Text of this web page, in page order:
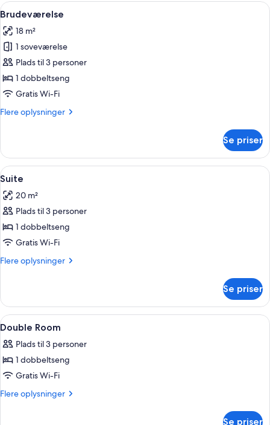
iIndlæs
alle
billeder
af
Brudeværelse
En seng med blomstret
9
Brudeværelse
18 m²
1 soveværelse
Plads til 3 personer
1 dobbeltseng
Gratis Wi-Fi
Flere oplysninger
Flere
Se priser
Indlæs
alle
billeder
af
Suite
En seng med søjler og blomstrede
6
Suite
20 m²
Plads til 3 personer
1 dobbeltseng
Gratis Wi-Fi
Flere oplysninger
Flere
Se priser
Indlæs
alle
billeder
af
Double
Room
Et soveværelse med en seng i
2
Double Room
Plads til 3 personer
1 dobbeltseng
Gratis Wi-Fi
Flere oplysninger
Flere
Se priser